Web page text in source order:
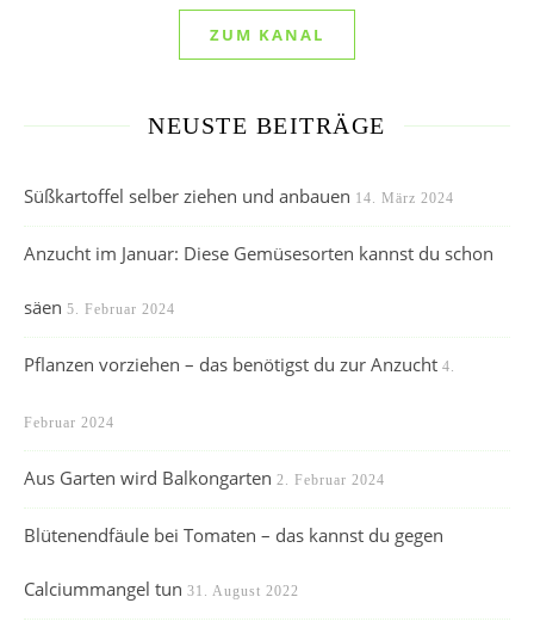
ZUM KANAL
NEUSTE BEITRÄGE
Süßkartoffel selber ziehen und anbauen 14. März 2024
Anzucht im Januar: Diese Gemüsesorten kannst du schon
säen 5. Februar 2024
Pflanzen vorziehen – das benötigst du zur Anzucht 4.
Februar 2024
Aus Garten wird Balkongarten 2. Februar 2024
Blütenendfäule bei Tomaten – das kannst du gegen
Calciummangel tun 31. August 2022